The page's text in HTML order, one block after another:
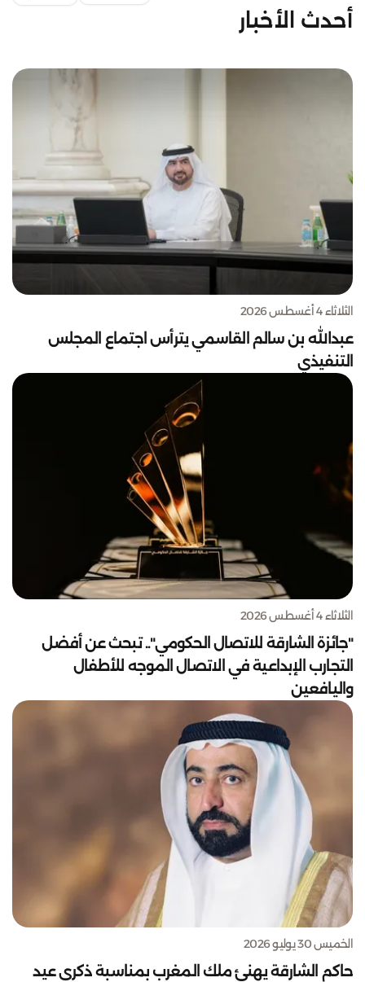
أحدث الأخبار
الثلاثاء 4 أغسطس 2026
عبدالله بن سالم القاسمي يترأس اجتماع المجلس
التنفيذي
الثلاثاء 4 أغسطس 2026
"جائزة الشارقة للاتصال الحكومي".. تبحث عن أفضل
التجارب الإبداعية في الاتصال الموجه للأطفال
واليافعين
الخميس 30 يوليو 2026
حاكم الشارقة يهنئ ملك المغرب بمناسبة ذكرى عيد